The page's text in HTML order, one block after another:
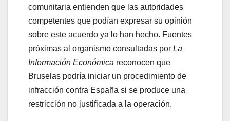
comunitaria entienden que las autoridades
competentes que podían expresar su opinión
sobre este acuerdo ya lo han hecho. Fuentes
próximas al organismo consultadas por La
Información Económica reconocen que
Bruselas podría iniciar un procedimiento de
infracción contra España si se produce una
restricción no justificada a la operación.